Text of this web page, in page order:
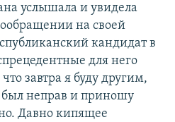
услышала и увидела
на своей
кандидат в
для него
завтра я буду другим,
неправ и приношу
Давно кипящее